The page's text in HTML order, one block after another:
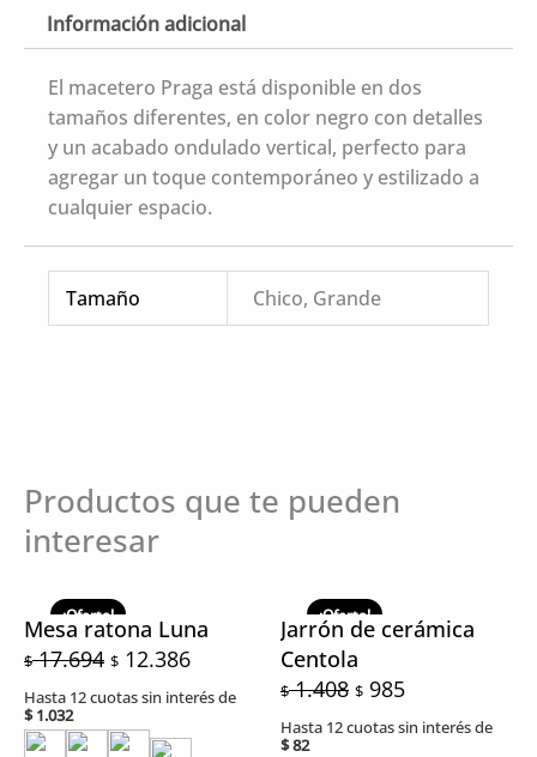
Información adicional
El macetero Praga está disponible en dos
tamaños diferentes, en color negro con detalles
y un acabado ondulado vertical, perfecto para
agregar un toque contemporáneo y estilizado a
cualquier espacio.
Tamaño Chico, Grande
Productos que te pueden
interesar
¡Oferta!
Mesa ratona Luna
$17.694
precio
original
era:
$ 17.694.
$ 12.386actual
$ 12.386.
Hasta 12 cuotas sin interés de
$1.032
¡Oferta!
Jarrón de cerámica
Centola
$1.408
precio
original
era:
$ 1.408.
$ 985
precio
actual
Hasta 12 cuotas sin interés de
$82